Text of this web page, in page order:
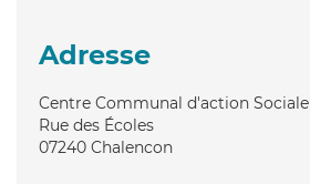
Adresse
Centre Communal d'action Sociale
Rue des Écoles
07240 Chalencon